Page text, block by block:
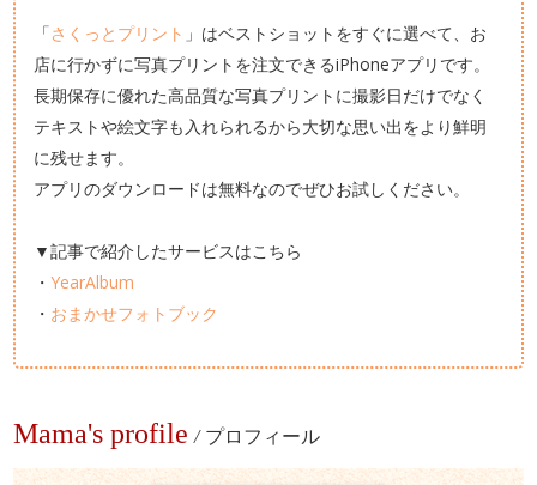
「さくっとプリント 」はベストショットをすぐに選べて、お
店に行かずに写真プリントを注文できるiPhoneアプリです。
長期保存に優れた高品質な写真プリントに撮影日だけでなく
テキストや絵文字も入れられるから大切な思い出をより鮮明
に残せます。
アプリのダウンロードは無料なのでぜひお試しください。
▼記事で紹介したサービスはこちら
・YearAlbum
・ おまかせフォトブック
Mama's profile / プロフィール